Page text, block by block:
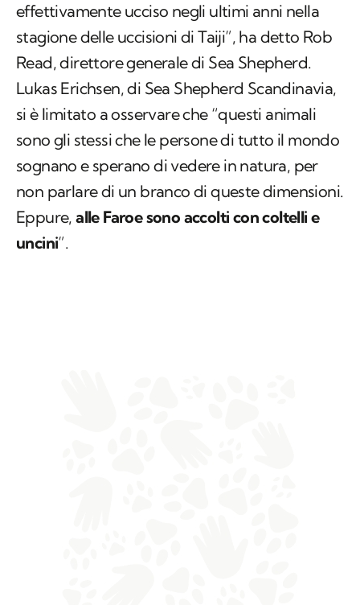
effettivamente ucciso negli ultimi anni nella
stagione delle uccisioni di Taiji”, ha detto Rob
Read, direttore generale di Sea Shepherd.
Lukas Erichsen, di Sea Shepherd Scandinavia,
si è limitato a osservare che “questi animali
sono gli stessi che le persone di tutto il mondo
sognano e sperano di vedere in natura, per
non parlare di un branco di queste dimensioni.
Eppure, alle Faroe sono accolti con coltelli e
uncini”.